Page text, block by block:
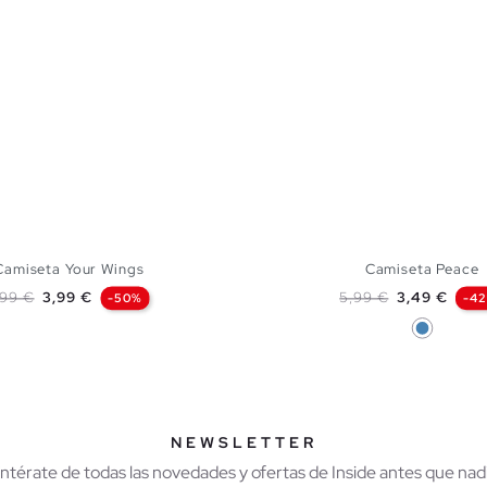
Your Wings
base
€ Precio
3,99 € -50%
AÑADIR A MI
Camiseta Peace
Precio base
5,99 € Precio
3,49 € -
Azul Acero
NEWSLETTER
de todas las novedades y ofertas de Inside antes que